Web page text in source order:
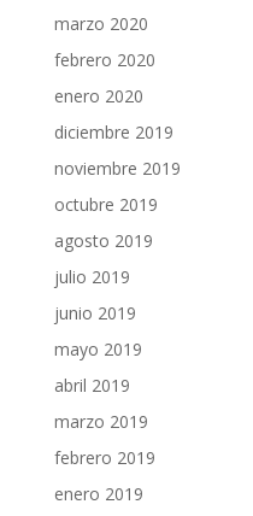
marzo 2020
febrero 2020
enero 2020
diciembre 2019
noviembre 2019
octubre 2019
agosto 2019
julio 2019
junio 2019
mayo 2019
abril 2019
marzo 2019
febrero 2019
enero 2019